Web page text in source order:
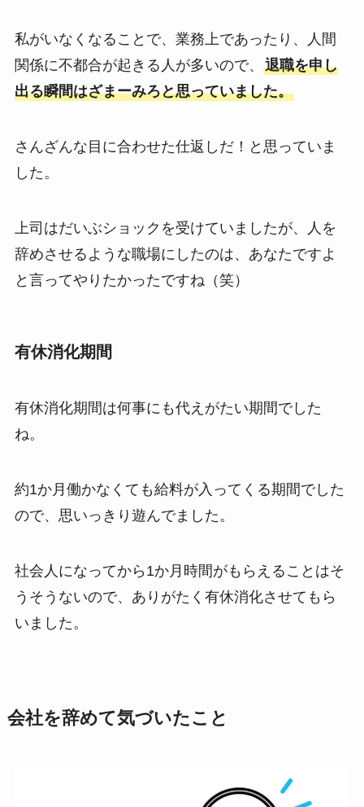
私がいなくなることで、業務上であったり、人間
関係に不都合が起きる人が多いので、 退職を申し
出る瞬間はざまーみろと思っていました。
さんざんな目に合わせた仕返しだ！と思っていま
した。
上司はだいぶショックを受けていましたが、人を
辞めさせるような職場にしたのは、あなたですよ
と言ってやりたかったですね（笑）
有休消化期間
有休消化期間は何事にも代えがたい期間でした
ね。
約1か月働かなくても給料が入ってくる期間でした
ので、思いっきり遊んでました。
社会人になってから1か月時間がもらえることはそ
うそうないので、ありがたく有休消化させてもら
いました。
会社を辞めて気づいたこと